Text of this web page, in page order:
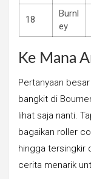
18
Burnl
ey
Ke Mana
Pertanyaan
bangkit di
lihat saja nanti.
bagaikan roller
hingga tersingkir
cerita menarik